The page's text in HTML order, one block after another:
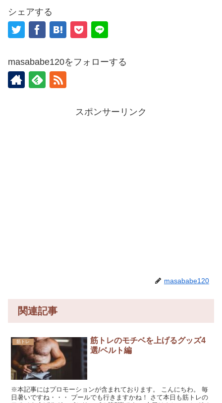
シェアする
masababe120をフォローする
スポンサーリンク
masababe120
関連記事
筋トレ
筋トレのモチベを上げるグッズ4
選/ベルト編
※本記事にはプロモーションが含まれております。 こんにちわ。 毎
日暑いですね・・・ プールでも行きますかね！ さて本日も筋トレの